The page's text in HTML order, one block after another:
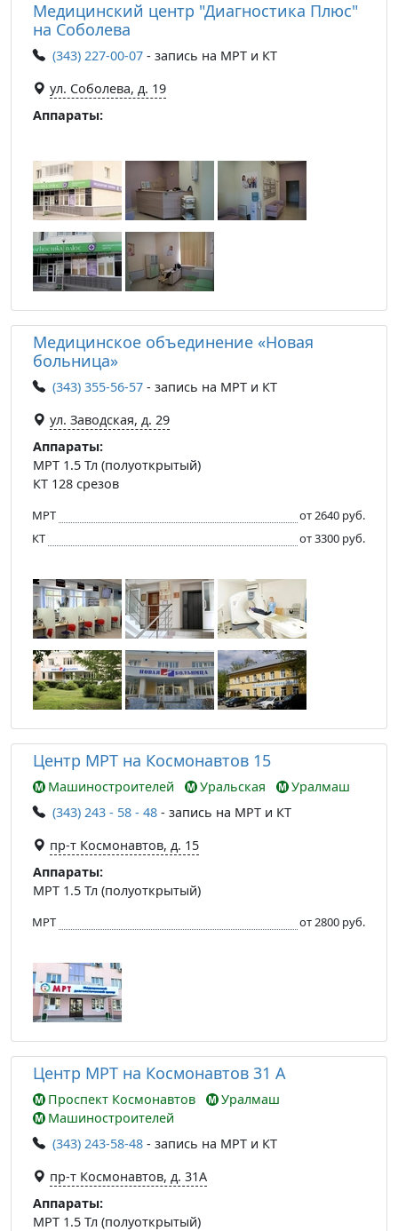
Медицинский центр "Диагностика Плюс"
на Соболева
(343) 227-00-07 - запись на МРТ и КТ
ул. Соболева, д. 19
Аппараты:
Медицинское объединение «Новая
больница»
(343) 355-56-57 - запись на МРТ и КТ
ул. Заводская, д. 29
Аппараты:
МРТ 1.5 Тл (полуоткрытый)
КТ 128 срезов
МРТ
от 2640 руб.
КТ
от 3300 руб.
Центр МРТ на Космонавтов 15
Машиностроителей Уральская
Уралмаш
(343) 243 - 58 - 48 - запись на МРТ и КТ
пр-т Космонавтов, д. 15
Аппараты:
МРТ 1.5 Тл (полуоткрытый)
МРТ от 2800 руб.
Центр МРТ на Космонавтов 31 А
Проспект Космонавтов
Уралмаш
Машиностроителей
(343) 243-58-48 - запись на МРТ и КТ
пр-т Космонавтов, д. 31А
Аппараты:
МРТ 1.5 Тл (полуоткрытый)